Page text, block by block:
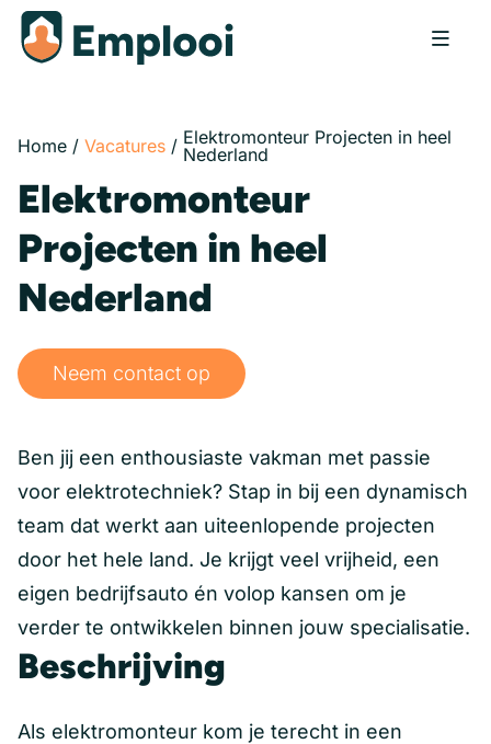
Home / Vacatures / Elektromonteur Projecten in heel
Nederland
Elektromonteur
Projecten in heel
Nederland
Neem contact op
Ben jij een enthousiaste vakman met passie
voor elektrotechniek? Stap in bij een dynamisch
team dat werkt aan uiteenlopende projecten
door het hele land. Je krijgt veel vrijheid, een
eigen bedrijfsauto én volop kansen om je
verder te ontwikkelen binnen jouw specialisatie.
Beschrijving
Als elektromonteur kom je terecht in een